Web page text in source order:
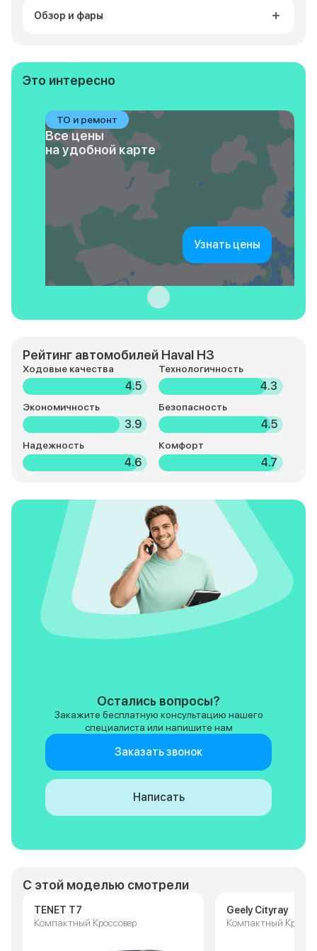
Обзор и фары
Это интересно
ТО и ремонт
Все цены
на удобной карте
Узнать цены
Рейтинг автомобилей Haval H3
Ходовые качества
4.5
Технологичность
4.3
Экономичность
3.9
Безопасность
4.5
Надежность
4.6
Комфорт
4.7
С этой моделью смотрели
TENET T7
Компактный Кроссовер
Geely Cityray
Компактный
Остались вопросы?
Закажите бесплатную консультацию нашего
специалиста или напишите нам
Заказать звонок
Написать